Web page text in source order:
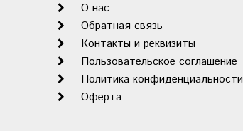
О нас
Обратная связь
Контакты и реквизиты
Пользовательское соглашение
Политика конфиденциальности
Оферта